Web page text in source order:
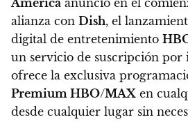
America anunció en el
alianza con Dish, el
digital de entretenimiento
un servicio de suscripción por
ofrece la exclusiva
Premium HBO/MAX en
desde cualquier lugar sin